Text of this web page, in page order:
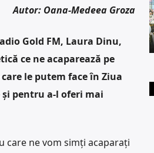
Autor: Oana-Medeea Groza
Gold FM, Laura Dinu,
ce ne acaparează pe
le putem face în Ziua
pentru a-l oferi mai
care ne vom simți acaparați